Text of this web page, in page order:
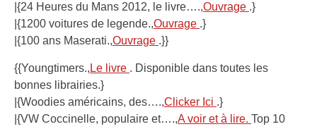
|{24 Heures du Mans 2012, le livre….,Ouvrage .}
|{1200 voitures de legende.,Ouvrage .}
|{100 ans Maserati.,Ouvrage .}}
{{Youngtimers., Le livre . Disponible dans toutes les
bonnes librairies.}
|{Woodies américains, des….,Clicker Ici .}
|{VW Coccinelle, populaire et….,A voir et à lire. Top 10